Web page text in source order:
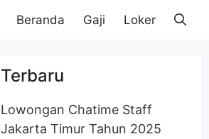
Beranda Gaji Loker
Terbaru
Lowongan Chatime Staff
Jakarta Timur Tahun 2025